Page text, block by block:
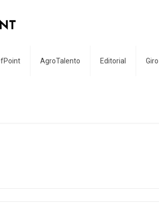
AgroTalento Editorial